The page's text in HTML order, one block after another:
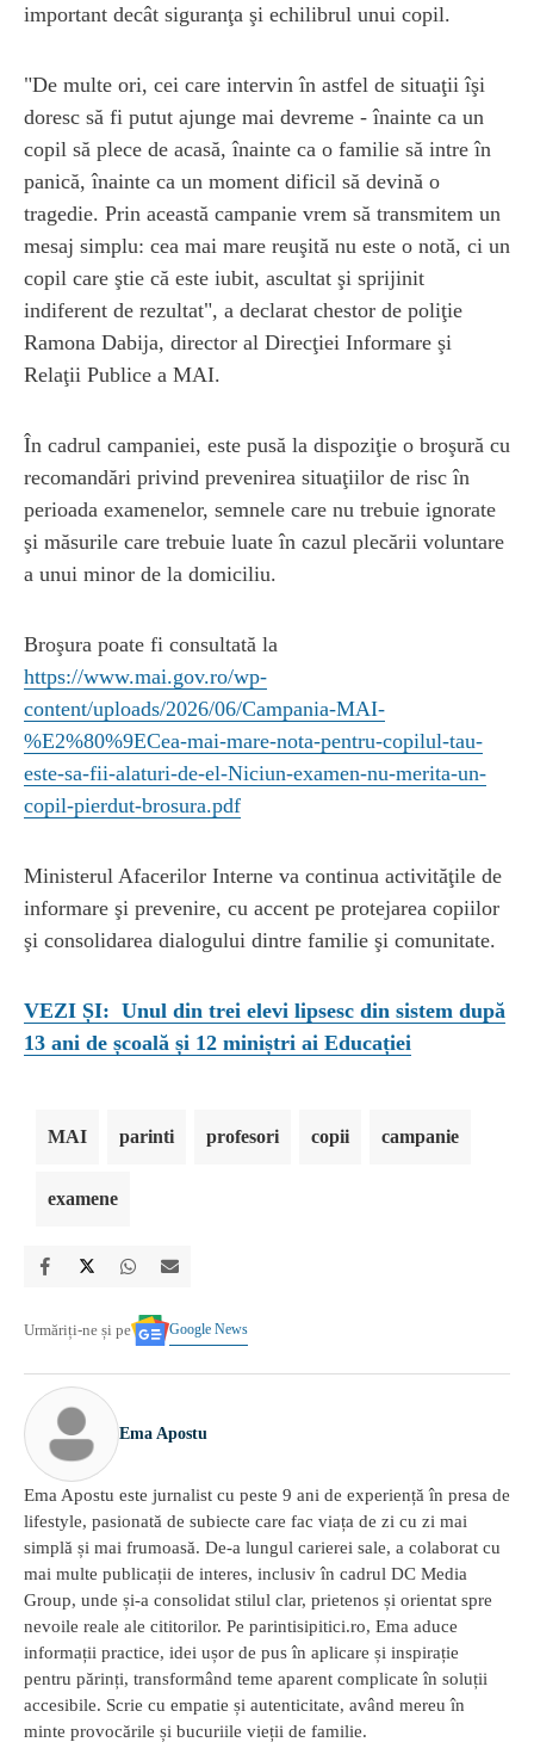
important decât siguranţa şi echilibrul unui copil.
"De multe ori, cei care intervin în astfel de situaţii îşi
doresc să fi putut ajunge mai devreme - înainte ca un
copil să plece de acasă, înainte ca o familie să intre în
panică, înainte ca un moment dificil să devină o
tragedie. Prin această campanie vrem să transmitem un
mesaj simplu: cea mai mare reuşită nu este o notă, ci un
copil care ştie că este iubit, ascultat şi sprijinit
indiferent de rezultat", a declarat chestor de poliţie
Ramona Dabija, director al Direcţiei Informare şi
Relaţii Publice a MAI.
În cadrul campaniei, este pusă la dispoziţie o broşură cu
recomandări privind prevenirea situaţiilor de risc în
perioada examenelor, semnele care nu trebuie ignorate
şi măsurile care trebuie luate în cazul plecării voluntare
a unui minor de la domiciliu.
Broşura poate fi consultată la
https://www.mai.gov.ro/wp-
content/uploads/2026/06/Campania-MAI-
%E2%80%9ECea-mai-mare-nota-pentru-copilul-tau-
este-sa-fii-alaturi-de-el-Niciun-examen-nu-merita-un-
copil-pierdut-brosura.pdf
Ministerul Afacerilor Interne va continua activităţile de
informare şi prevenire, cu accent pe protejarea copiilor
şi consolidarea dialogului dintre familie şi comunitate.
VEZI ȘI: Unul din trei elevi lipsesc din sistem după
13 ani de școală și 12 miniștri ai Educației
MAI parinti profesori copii campanie
examene
Urmăriți-ne și pe Google News
Ema Apostu
Ema Apostu este jurnalist cu peste 9 ani de experiență în presa de
lifestyle, pasionată de subiecte care fac viața de zi cu zi mai
simplă și mai frumoasă. De-a lungul carierei sale, a colaborat cu
mai multe publicații de interes, inclusiv în cadrul DC Media
Group, unde și-a consolidat stilul clar, prietenos și orientat spre
nevoile reale ale cititorilor. Pe parintisipitici.ro, Ema aduce
informații practice, idei ușor de pus în aplicare și inspirație
pentru părinți, transformând teme aparent complicate în soluții
accesibile. Scrie cu empatie și autenticitate, având mereu în
minte provocările și bucuriile vieții de familie.